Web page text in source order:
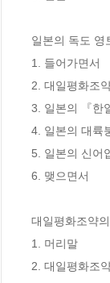
일본의 독도 영
1. 들어가면서
2. 대일평화조
3. 일본의 『한
4. 일본의 대륙
5. 일본의 신어
6. 맺으면서
대일평화조약
1. 머리말
2. 대일평화조